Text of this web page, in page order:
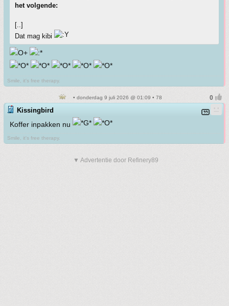
het volgende:
[..]
Dat mag kibi
Smile, it's free therapy.
• donderdag 9 juli 2026 @ 01:09 • 78
Kissingbird
Koffer inpakken nu
Smile, it's free therapy.
▼ Advertentie door Refinery89